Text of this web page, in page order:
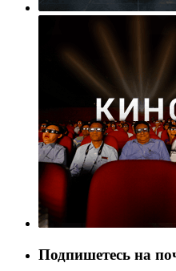
Подпишетесь на